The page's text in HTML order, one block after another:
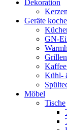
Dekoration
Geräte
GN-
Grillen
Kühl-
Möbel
Tische